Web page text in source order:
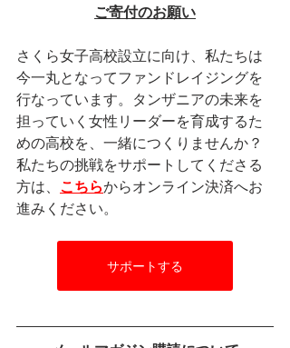
ご寄付のお願い
さくら女子高校設立に向け、私たちは
今一丸となってファンドレイジングを
行なっています。タンザニアの未来を
担っていく女性リーダーを育成するた
めの高校を、一緒につくりませんか？
私たちの挑戦をサポートしてくださる
方は、 こちらからオンライン決済へお
進みください。
サポートする